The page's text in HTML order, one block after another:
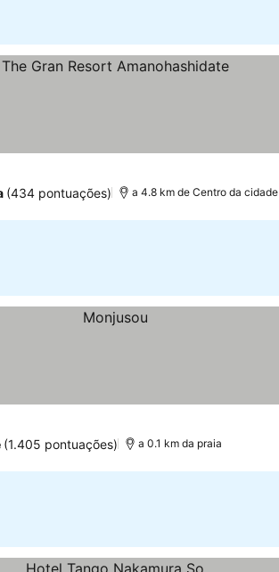
(434 pontuações) a 4.8 km de Centro da cidade
(1.405 pontuações) a 0.1 km da praia